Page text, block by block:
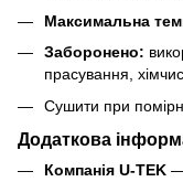
Максимальна
Заборонено:
прасування,
Сушити при
Додаткова
Компанія U-TEK —